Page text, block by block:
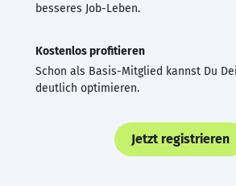
besseres Job-Leben.
Kostenlos profitieren
Schon als Basis-Mitglied kannst Du
deutlich optimieren.
Jetzt registrieren